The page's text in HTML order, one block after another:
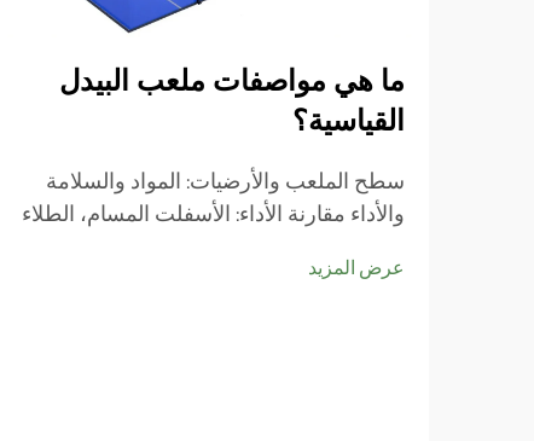
ما هي مواصفات ملعب البيدل
القياسية؟
سطح الملعب والأرضيات: المواد والسلامة
والأداء مقارنة الأداء: الأسفلت المسام، الطلاء
السطح يجعل كل الفرق عند النظر في
عرض المزيد